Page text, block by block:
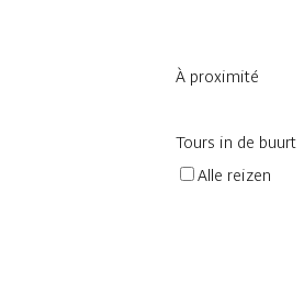
À proximité
Tours in de buurt
Alle reizen